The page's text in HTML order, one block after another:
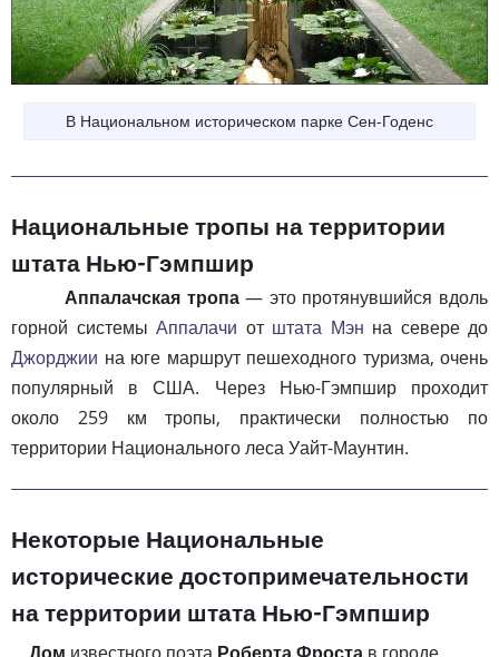
В Национальном историческом парке Сен-Годенс
Национальные тропы на территории
штата Нью-Гэмпшир
Аппалачская тропа— это протянувшийся вдоль
горной системы Аппалачи от штата Мэн на севере до
Джорджии на юге маршрут пешеходного туризма, очень
популярный в США. Через Нью-Гэмпшир проходит
около 259 км тропы, практически полностью по
территории Национального леса Уайт-Маунтин.
Некоторые Национальные
исторические достопримечательности
на территории штата Нью-Гэмпшир